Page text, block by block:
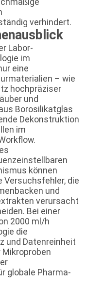
verhindert.
Labor-
im
eine
– wie
hochpräziser
und
Borosilikatglas
Dekonstruktion
im
können
Versuchsfehler, die
und
verursacht
Bei einer
2000 ml/h
die
und Datenreinheit
globale Pharma-